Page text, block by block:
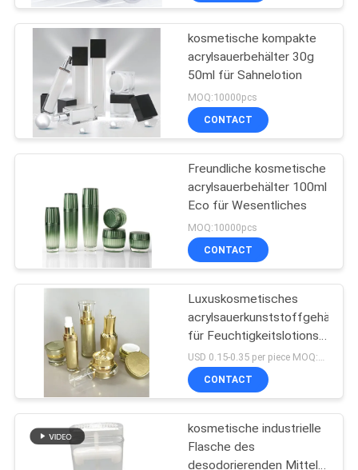
FABRIK-
AUSFLUG
QUALITÄTSKONTROLLE
TRETEN
VERBINDUNG
FORDERN
ZITAT
Kosmetische
Cremetiegel
159
Kunststoff Lotion
Flaschen
151
Kosmetische
Plastikrohre
103
kosmetische kompakte
acrylsauerbehälter 30g
50ml für Sahnelotion
MOQ:10000pcs
CONTACT
Freundliche kosmetische
acrylsauerbehälter 100ml
Eco für Wesentliches
MOQ:10000pcs
CONTACT
Luxuskosmetisches
acrylsauerkunststoffgehäuse
für Feuchtigkeitslotions-
Cremeserum
USD 0.15-0.35 per piece MOQ:10000pcs
CONTACT
kosmetische industrielle
Flasche des
desodorierenden Mittels